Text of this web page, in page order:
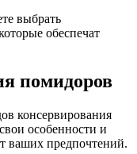
выбрать
обеспечат
помидоров
консервирования
особенности и
ваших предпочтений.